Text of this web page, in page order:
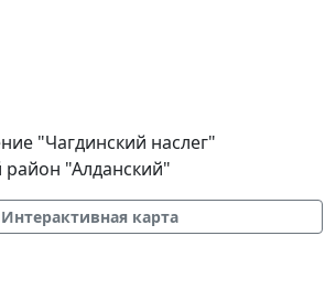
"Чагдинский наслег"
"Алданский"
Интерактивная карта